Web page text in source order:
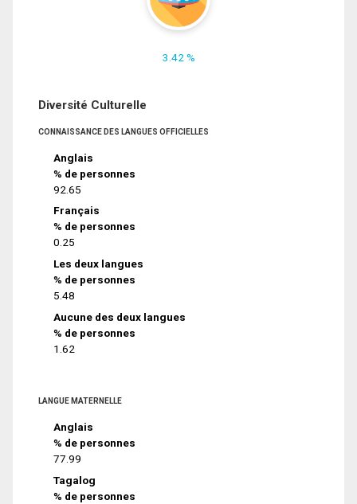
3.42 %
Diversité Culturelle
CONNAISSANCE DES LANGUES OFFICIELLES
Anglais
% de personnes
92.65
Français
% de personnes
0.25
Les deux langues
% de personnes
5.48
Aucune des deux langues
% de personnes
1.62
LANGUE MATERNELLE
Anglais
% de personnes
77.99
Tagalog
% de personnes